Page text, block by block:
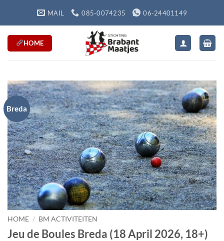
MAIL 085-0074235 06-24401149
HOME
Breda
HOME / BM ACTIVITEITEN
Jeu de Boules Breda (18 April 2026, 18+)